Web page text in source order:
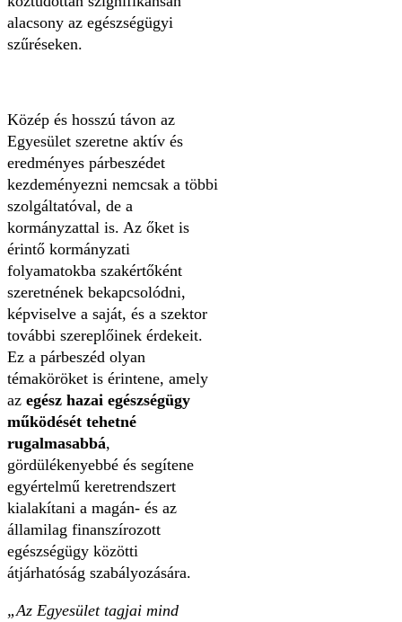
alacsony az egészségügyi
szűréseken.
Közép és hosszú távon az
Egyesület szeretne aktív és
eredményes párbeszédet
kezdeményezni nemcsak a többi
szolgáltatóval, de a
kormányzattal is. Az őket is
érintő kormányzati
folyamatokba szakértőként
szeretnének bekapcsolódni,
képviselve a saját, és a szektor
további szereplőinek érdekeit.
Ez a párbeszéd olyan
témaköröket is érintene, amely
az egész hazai egészségügy
működését tehetné
rugalmasabbá,
gördülékenyebbé és segítene
egyértelmű keretrendszert
kialakítani a magán- és az
államilag finanszírozott
egészségügy közötti
átjárhatóság szabályozására.
„Az Egyesület tagjai mind